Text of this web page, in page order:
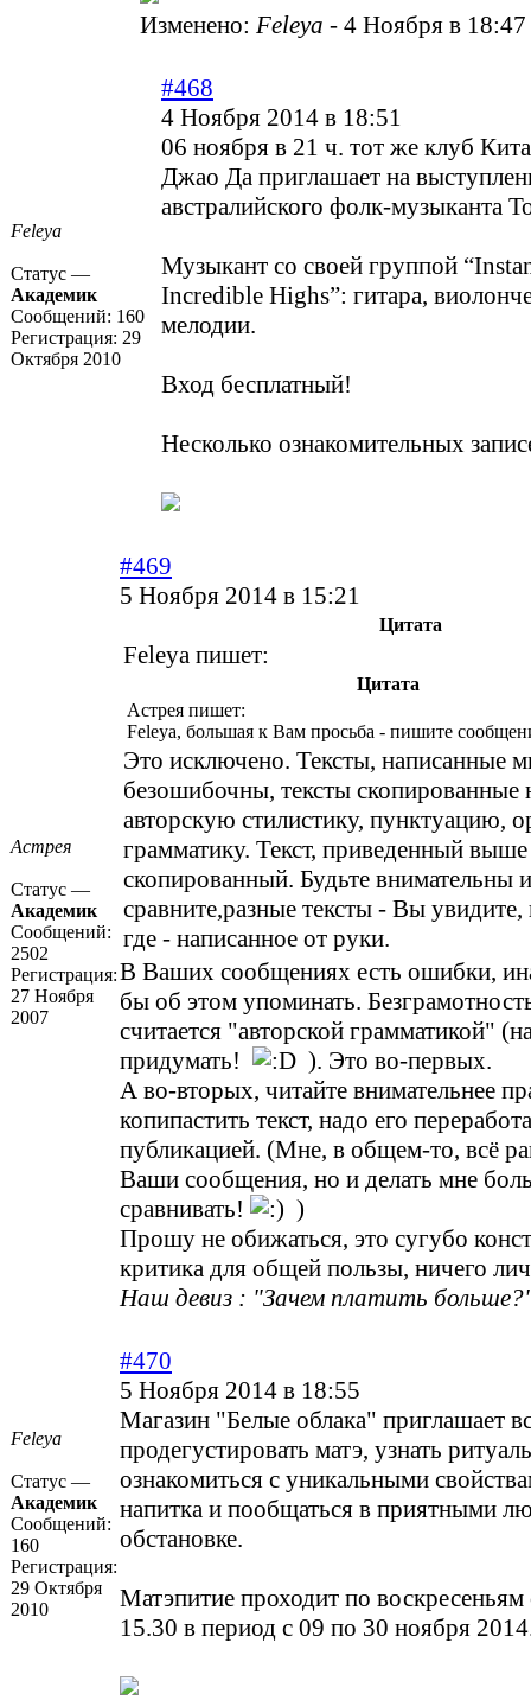
Изменено: Feleya - 4 Ноября в 18:47
Feleya
Статус —
Академик
Сообщений: 160
Регистрация: 29
Октября 2010
#468
4 Ноября 2014 в 18:51
06 ноября в 21 ч. тот же клуб
Джао Да приглашает на
австралийского фолк-музыканта
Музыкант со своей группой
Incredible Highs”: гитара,
мелодии.
Вход бесплатный!
Несколько ознакомительных
Астрея
Статус —
Академик
Сообщений:
2502
Регистрация:
27 Ноября
2007
#469
5 Ноября 2014 в 15:21
Цитата
Feleya пишет:
Цитата
Астрея пишет:
Feleya, большая к Вам просьба - пишите
Это исключено. Тексты, написанные
безошибочны, тексты скопированные
авторскую стилистику, пунктуацию,
грамматику. Текст, приведенный
скопированный. Будьте внимательны и
сравните,разные тексты - Вы увидите,
где - написанное от руки.
В Ваших сообщениях есть ошибки,
бы об этом упоминать.
считается "авторской грамматикой"
придумать!
). Это во-первых.
А во-вторых, читайте внимательнее
копипастить текст, надо его
публикацией. (Мне, в общем-то, всё
Ваши сообщения, но и делать мне
сравнивать!
)
Прошу не обижаться, это сугубо
критика для общей пользы, ничего
Наш девиз : "Зачем платить
Feleya
Статус —
Академик
Сообщений:
160
Регистрация:
29 Октября
2010
#470
5 Ноября 2014 в 18:55
Магазин "Белые облака" приглашает
продегустировать матэ, узнать
ознакомиться с уникальными
напитка и пообщаться в приятными
обстановке.
Матэпитие проходит по
15.30 в период с 09 по 30 ноября